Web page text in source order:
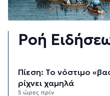
Ροή
Πίεση: Το νόστιμο
ρίχνει χαμηλά
5 ώρες πρίν